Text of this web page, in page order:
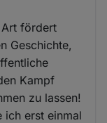
Art fördert
Geschichte,
Kampf
zu lassen!
ich erst einmal